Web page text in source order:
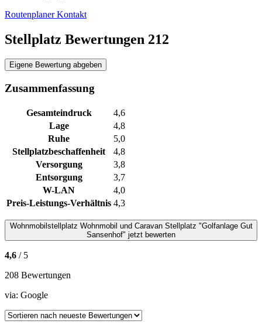
RoutenplanerKontakt
Stellplatz Bewertungen 212
Eigene Bewertung abgeben
Zusammenfassung
Gesamteindruck
4,6
Lage
4,8
Ruhe
5,0
Stellplatzbeschaffenheit
4,8
Versorgung
3,8
Entsorgung
3,7
W-LAN
4,0
Preis-Leistungs-Verhältnis 4,3
Wohnmobilstellplatz Wohnmobil und Caravan Stellplatz "Golfanlage Gut
Sansenhof" jetzt bewerten
4,6 / 5
208 Bewertungen
via: Google